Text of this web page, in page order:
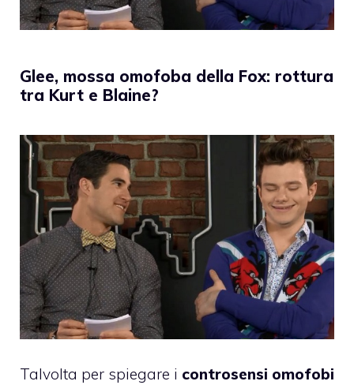
Glee, mossa omofoba della Fox: rottura
tra Kurt e Blaine?
Talvolta per spiegare i controsensi omofobi